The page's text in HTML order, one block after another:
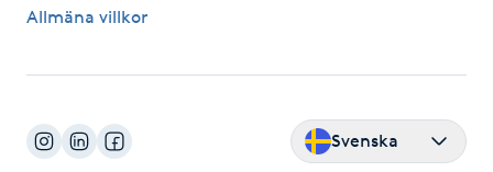
IPL
Allmäna villkor
Svenska